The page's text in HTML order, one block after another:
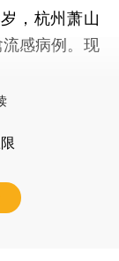
，杭州萧山
感病例。现